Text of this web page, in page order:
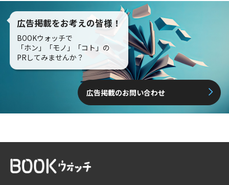
広告掲載をお考えの皆様！
BOOKウォッチで
「ホン」「モノ」「コト」の
PRしてみませんか？
広告掲載のお問い合わせ